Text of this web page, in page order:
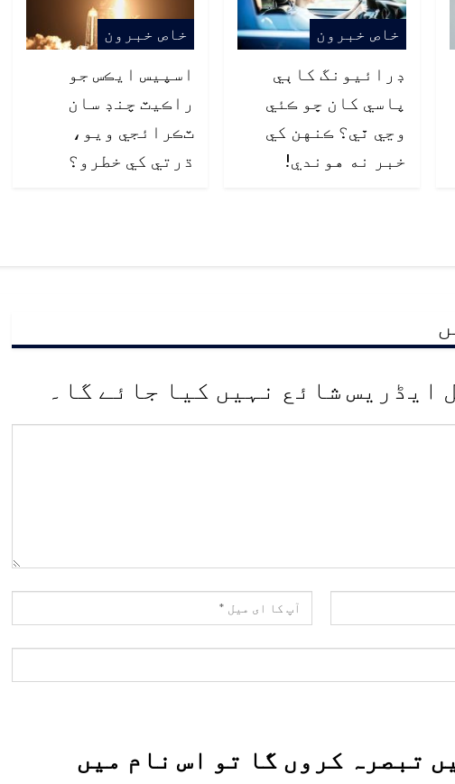
خاص خبرون
ڊرائيونگ کاٻي
پاسي کان ڇو ڪئي
وڃي ٿي؟ ڪنهن کي
خبر نه هوندي!
خاص خبرون
اسپيس ايڪس جو
راڪيٽ چنڊ سان
ٽڪرائجي ويو،
ڌرتي کي خطرو؟
ایڈریس شائع نہیں کیا جائے گا۔
تبصرہ کروں گا تو اس نام میں